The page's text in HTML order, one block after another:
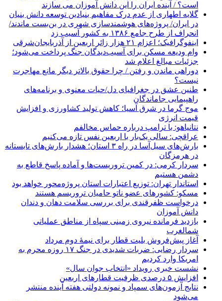
است؟ / آینده ایران را این دانش آموزان می سازند
گلایه اطهاری از عدم درک مفاهیم بنیادین توسعه دانش بنیان
در ایران/ پروژه‌های هوشمندسازی شهری در بن‌بست ماندند/
انحراف از طرح جامع ۱۳۸۶ به کشور آسیب زد
اینفوگرافیک؛ اعزام ۲۱ هزار زائر اربعین از آذربایجان‌شرقی
وام ودیعه مسکن برای آسیب‌دیدگان جنگ پرداخت می‌شود؛
جزئیات مبالغ اعلام شد
دوراهی ماندن و رفتن / چرا حقوق بالاتر دیگر مانع مهاجرت
نیست؟
طنین عشق در جغرافیای دل/حیات معنوی و برنامه‌های
راهپیمایی جاماندگان
موج گرما در شرق آسیا؛ کاهش تولید کشاورزی و افزایش
قیمت انرژی
نتانیاهو: با ترامپ درباره حماس مخالفم
عراقچی: سالی یک‌بار با اربعین نفس تازه می‌کنیم
بارش‌های سیل‌آسا در راه ۳ استان؛ هشدار بارش‌های تابستانه
در هرمزگان
سردار کرمی: در کمین تروریست‌ها و آماده پاسخ قاطع به
دشمن هستیم
استاندار تهران: توزیع اعتبارات استان پروژه‌محور خواهد بود
مسکو: کشورهای عضو ناتو حامیان تروریسم هستند
درخواست ظفرقندی برای بررسی سلامت دهان و دندان
دانش آموزان
بازدید فرمانده نیروی زمینی سپاه از مناطق عملیاتی
شمالغرب
آغاز پیش‌فروش بلیت قطار برای نیمۀ دوم مرداد
سردار رضایی: ضربات شدیدی در جنگ ۱۷ روزه محرم به
امریکا وارد کردیم
نشست خبری رویداد «انتخاب جوان سال»
افزایش ۵ درصدی ظرفیت قطارهای اربعین
نتایج آزمون‌های سمپاد و نمونه دولتی هفته آینده منتشر
می‌شود